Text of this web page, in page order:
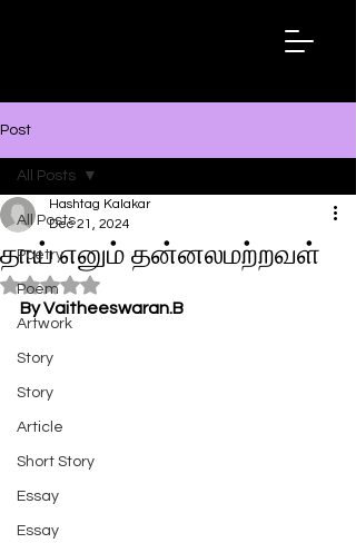
Post
All Posts
Poetry
Poem
Artwork
Story
Story
Article
Short Story
Essay
Essay
All Posts
தாய் எனும் தன்னலமற்றவள்
Hashtag Kalakar
Dec 21, 2024
Rated NaN out of 5 stars.
By Vaitheeswaran.B